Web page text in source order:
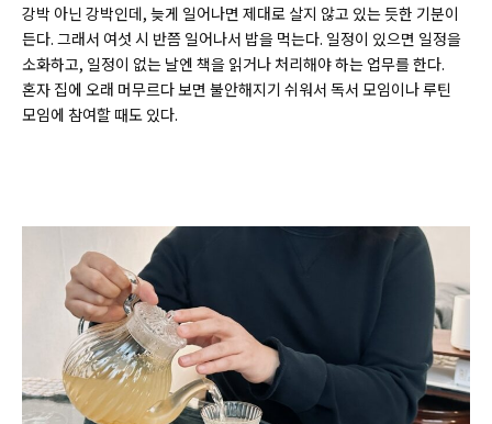
강박 아닌 강박인데, 늦게 일어나면 제대로 살지 않고 있는 듯한 기분이
든다. 그래서 여섯 시 반쯤 일어나서 밥을 먹는다. 일정이 있으면 일정을
소화하고, 일정이 없는 날엔 책을 읽거나 처리해야 하는 업무를 한다.
혼자 집에 오래 머무르다 보면 불안해지기 쉬워서 독서 모임이나 루틴
모임에 참여할 때도 있다.